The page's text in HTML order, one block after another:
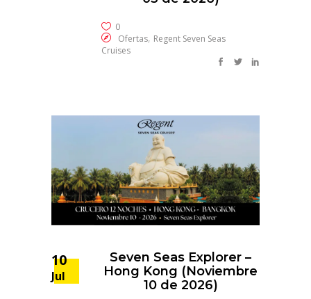
0
Ofertas, Regent Seven Seas
Cruises
10
Jul
Seven Seas Explorer –
Hong Kong (Noviembre
10 de 2026)